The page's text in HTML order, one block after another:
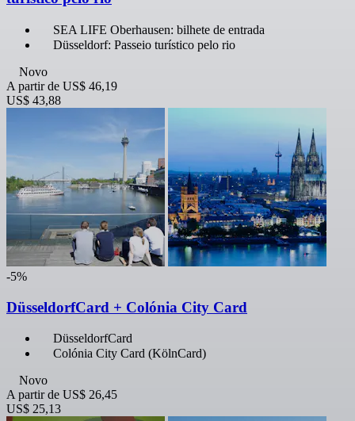
SEA LIFE Oberhausen: bilhete de entrada
Düsseldorf: Passeio turístico pelo rio
Novo
A partir de US$ 46,19
US$ 43,88
-5%
DüsseldorfCard + Colónia City Card
DüsseldorfCard
Colónia City Card (KölnCard)
Novo
A partir de US$ 26,45
US$ 25,13